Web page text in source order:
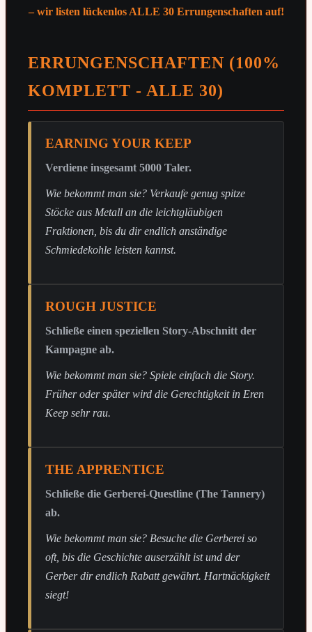
– wir listen lückenlos ALLE 30 Errungenschaften auf!
ERRUNGENSCHAFTEN (100%
KOMPLETT - ALLE 30)
EARNING YOUR KEEP
Verdiene insgesamt 5000 Taler.
Wie bekommt man sie? Verkaufe genug spitze
Stöcke aus Metall an die leichtgläubigen
Fraktionen, bis du dir endlich anständige
Schmiedekohle leisten kannst.
ROUGH JUSTICE
Schließe einen speziellen Story-Abschnitt der
Kampagne ab.
Wie bekommt man sie? Spiele einfach die Story.
Früher oder später wird die Gerechtigkeit in Eren
Keep sehr rau.
THE APPRENTICE
Schließe die Gerberei-Questline (The Tannery)
ab.
Wie bekommt man sie? Besuche die Gerberei so
oft, bis die Geschichte auserzählt ist und der
Gerber dir endlich Rabatt gewährt. Hartnäckigkeit
siegt!